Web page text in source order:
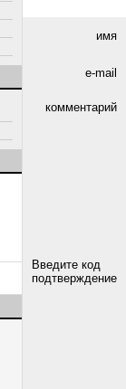
имя
e-mail
комментарий
Введите код
подтверждение